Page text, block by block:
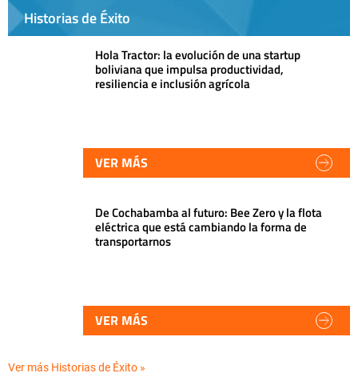
Historias de Éxito
Hola Tractor: la evolución de una startup
boliviana que impulsa productividad,
resiliencia e inclusión agrícola
VER MÁS
De Cochabamba al futuro: Bee Zero y la flota
eléctrica que está cambiando la forma de
transportarnos
VER MÁS
Ver más Historias de Éxito »